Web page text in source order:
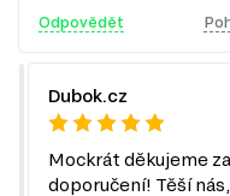
Odpovědět
Dubok.cz
Mockrát děkujeme
doporučení! Těší